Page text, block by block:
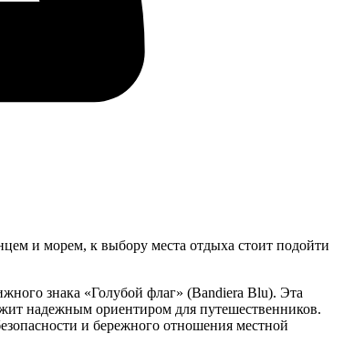
и морем, к выбору места отдыха стоит подойти
знака «Голубой флаг» (Bandiera Blu). Эта
надежным ориентиром для путешественников.
и бережного отношения местной